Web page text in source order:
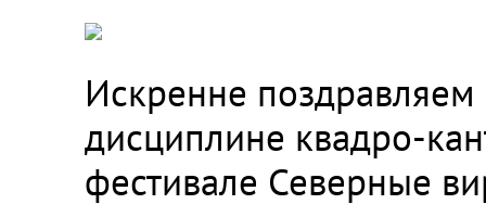
Искренне
дисциплине квадро-
фестивале Северные